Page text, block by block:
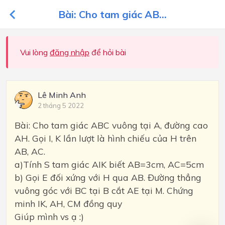
Bài: Cho tam giác AB...
Vui lòng đăng nhập để hỏi bài
Lê Minh Anh
2 tháng 5 2022
Bài: Cho tam giác ABC vuông tại A, đường cao
AH. Gọi I, K lần lượt là hình chiếu của H trên
AB, AC.
a)Tính S tam giác AIK biết AB=3cm, AC=5cm
b) Gọi E đối xứng với H qua AB. Đường thẳng
vuông góc với BC tại B cắt AE tại M. Chứng
minh IK, AH, CM đồng quy
Giúp mình vs ạ :)